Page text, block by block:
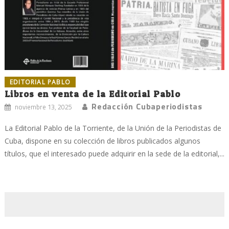
EDITORIAL PABLO
Libros en venta de la Editorial Pablo
noviembre 13, 2025 Redacción Cubaperiodistas
La Editorial Pablo de la Torriente, de la Unión de la Periodistas de
Cuba, dispone en su colección de libros publicados algunos
títulos, que el interesado puede adquirir en la sede de la editorial,...